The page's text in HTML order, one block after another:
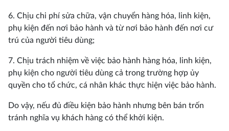
6. Chịu chi phí sửa chữa, vận chuyển hàng hóa, linh kiện,
phụ kiện đến nơi bảo hành và từ nơi bảo hành đến nơi cư
trú của người tiêu dùng;
7. Chịu trách nhiệm về việc bảo hành hàng hóa, linh kiện,
phụ kiện cho người tiêu dùng cả trong trường hợp ủy
quyền cho tổ chức, cá nhân khác thực hiện việc bảo hành.
Do vậy, nếu đủ điều kiện bảo hành nhưng bên bán trốn
tránh nghĩa vụ khách hàng có thể khởi kiện.